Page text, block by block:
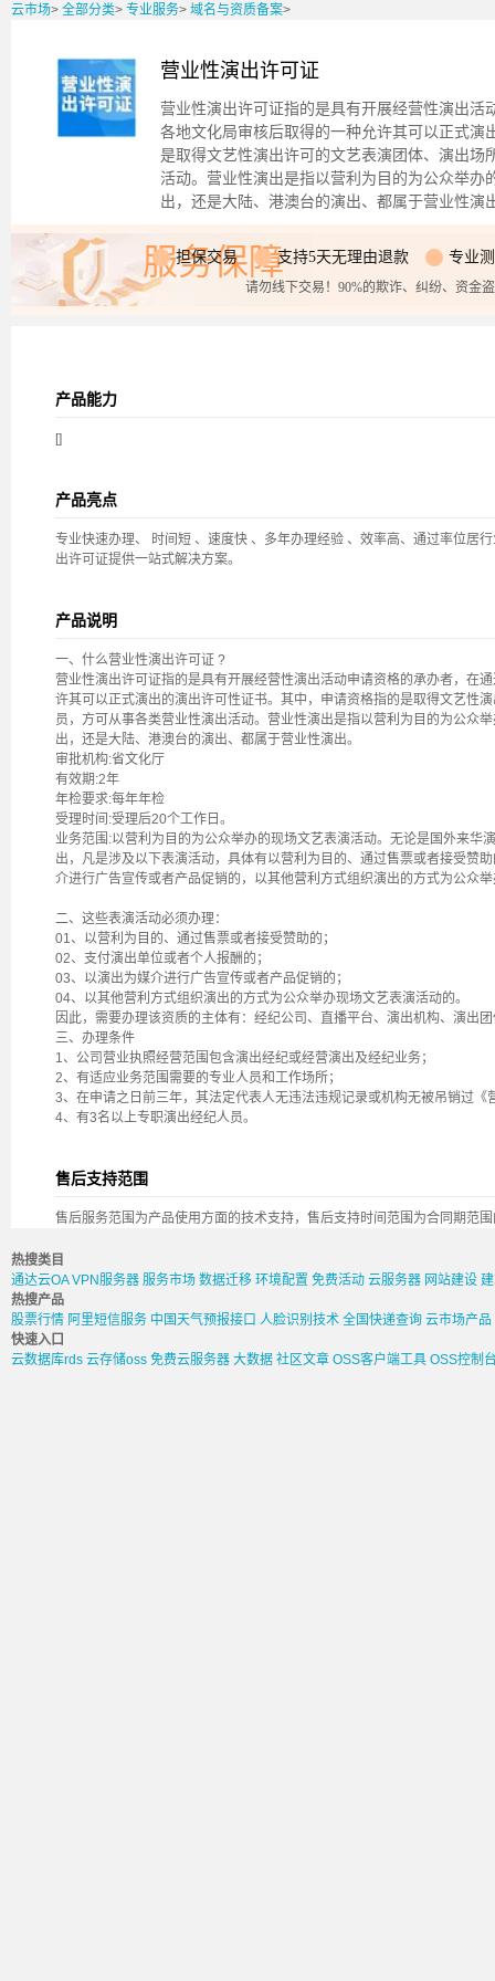
云市场> 全部分类> 专业服务> 域名与资质备案>
营业性演出许可证
营业性演出许可证指的是具有开展经营性演出
各地文化局审核后取得的一种允许其可以正式演
是取得文艺性演出许可的文艺表演团体、演出场
活动。营业性演出是指以营利为目的为公众举办
出，还是大陆、港澳台的演出、都属于营业性演
服务保障
担保交易 支持5天无理由退款 专业
请勿线下交易！90%的欺诈、纠纷、资金
产品能力
[]
产品亮点
专业快速办理、 时间短 、速度快 、多年办理经验 、效率高、通过率位居
出许可证提供一站式解决方案。
产品说明
一、什么营业性演出许可证 ?
营业性演出许可证指的是具有开展经营性演出活动申请资格的承办者，在
许其可以正式演出的演出许可性证书。其中，申请资格指的是取得文艺性
员，方可从事各类营业性演出活动。营业性演出是指以营利为目的为公众
出，还是大陆、港澳台的演出、都属于营业性演出。
审批机构:省文化厅
有效期:2年
年检要求:每年年检
受理时间:受理后20个工作日。
业务范围:以营利为目的为公众举办的现场文艺表演活动。无论是国外来华
出，凡是涉及以下表演活动，具体有以营利为目的、通过售票或者接受赞
介进行广告宣传或者产品促销的，以其他营利方式组织演出的方式为公众
二、这些表演活动必须办理：
01、以营利为目的、通过售票或者接受赞助的；
02、支付演出单位或者个人报酬的；
03、以演出为媒介进行广告宣传或者产品促销的；
04、以其他营利方式组织演出的方式为公众举办现场文艺表演活动的。
因此，需要办理该资质的主体有：经纪公司、直播平台、演出机构、演出
三、办理条件
1、公司营业执照经营范围包含演出经纪或经营演出及经纪业务；
2、有适应业务范围需要的专业人员和工作场所；
3、在申请之日前三年，其法定代表人无违法违规记录或机构无被吊销过《
4、有3名以上专职演出经纪人员。
售后支持范围
售后服务范围为产品使用方面的技术支持，售后支持时间范围为合同期范
热搜类目
通达云OA VPN服务器 服务市场 数据迁移 环境配置 免费活动 云服务器 网站建设
热搜产品
股票行情 阿里短信服务 中国天气预报接口 人脸识别技术 全国快递查询 云市场产品
快速入口
云数据库rds 云存储oss 免费云服务器 大数据 社区文章 OSS客户端工具 OSS控制